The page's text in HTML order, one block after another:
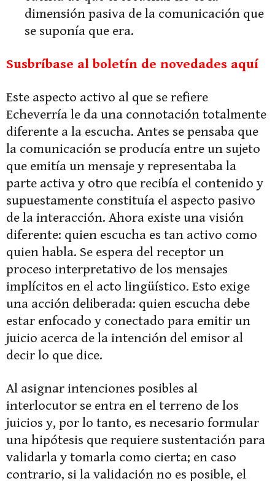
dimensión pasiva de la comunicación que
se suponía que era.
Susbríbase al boletín de novedades aquí
Este aspecto activo al que se refiere
Echeverría le da una connotación totalmente
diferente a la escucha. Antes se pensaba que
la comunicación se producía entre un sujeto
que emitía un mensaje y representaba la
parte activa y otro que recibía el contenido y
supuestamente constituía el aspecto pasivo
de la interacción. Ahora existe una visión
diferente: quien escucha es tan activo como
quien habla. Se espera del receptor un
proceso interpretativo de los mensajes
implícitos en el acto lingüístico. Esto exige
una acción deliberada: quien escucha debe
estar enfocado y conectado para emitir un
juicio acerca de la intención del emisor al
decir lo que dice.
Al asignar intenciones posibles al
interlocutor se entra en el terreno de los
juicios y, por lo tanto, es necesario formular
una hipótesis que requiere sustentación para
validarla y tomarla como cierta; en caso
contrario, si la validación no es posible, el